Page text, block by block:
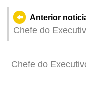
Anterior
Chefe do
Chefe do